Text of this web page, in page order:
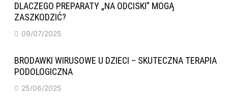
DLACZEGO PREPARATY „NA ODCISKI” MOGĄ
ZASZKODZIĆ?
09/07/2025
BRODAWKI WIRUSOWE U DZIECI – SKUTECZNA TERAPIA
PODOLOGICZNA
25/06/2025